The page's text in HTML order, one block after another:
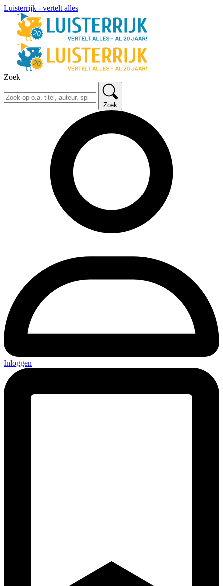
Luisterrijk - vertelt alles
Zoek
Zoek
Inloggen